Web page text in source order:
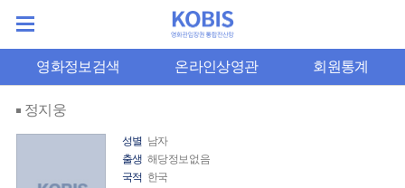
영화정보검색 온라인상영관 회원통계
정지웅
성별 남자
출생 해당정보없음
국적 한국